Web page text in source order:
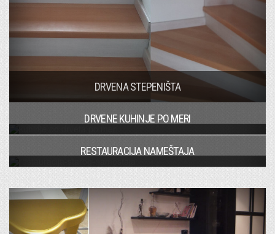
DRVENA STEPENIŠTA
DRVENE KUHINJE PO MERI
RESTAURACIJA NAMEŠTAJA